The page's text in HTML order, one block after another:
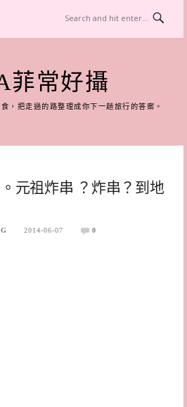
菲常好攝
，把走過的路整理成你下一趟旅行的答案。
元祖炸串 ？炸串？到地
2014-06-07 0